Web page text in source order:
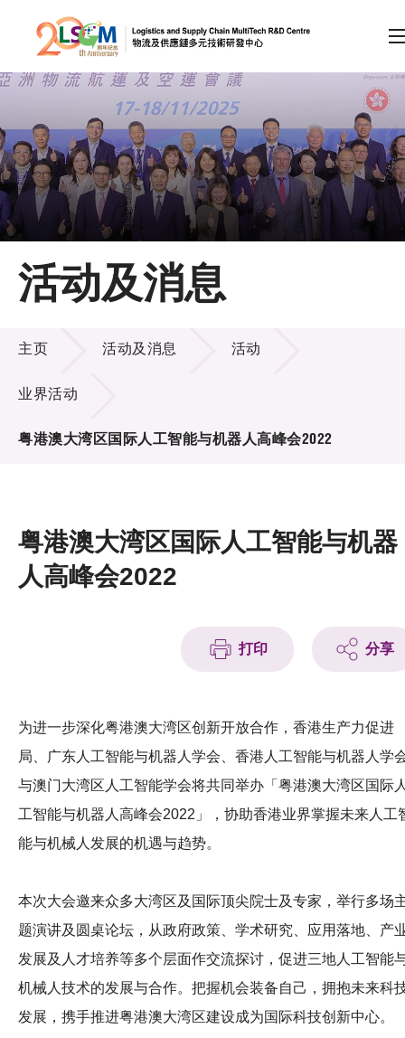
跳到内容（按回车键）
会员登录
A A EN 繁 简
主页
关于LSCM
技术商品化
项目及资助计划
新闻中心
活动及消息
活动及消息
主页 活动及消息 活动
业界活动
粤港澳大湾区国际人工智能与机器人高峰会2022
粤港澳大湾区国际人工智能与机器
人高峰会2022
打印 分享
为进一步深化粤港澳大湾区创新开放合作，香港生产力促进
局、广东人工智能与机器人学会、香港人工智能与机器人学
与澳门大湾区人工智能学会将共同举办「粤港澳大湾区国际
工智能与机器人高峰会2022」，协助香港业界掌握未来人工
能与机械人发展的机遇与趋势。
本次大会邀来众多大湾区及国际顶尖院士及专家，举行多场
题演讲及圆桌论坛，从政府政策、学术研究、应用落地、产
发展及人才培养等多个层面作交流探讨，促进三地人工智能
机械人技术的发展与合作。把握机会装备自己，拥抱未来科
发展，携手推进粤港澳大湾区建设成为国际科技创新中心。